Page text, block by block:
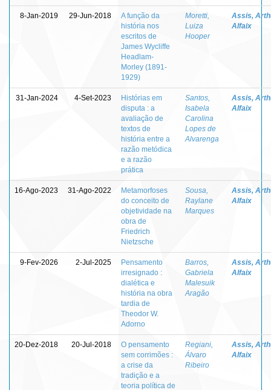
8-Jan-2019 29-Jun-2018
A função da
história nos
escritos de
James Wycliffe
Headlam-
Morley (1891-
1929)
Moretti,
Luiza
Hooper
Assis,
Alfaix
31-Jan-2024 4-Set-2023
Histórias em
disputa : a
avaliação de
textos de
história entre a
razão metódica
e a razão
prática
Santos,
Isabela
Carolina
Lopes de
Alvarenga
Assis,
Alfaix
16-Ago-2023 31-Ago-2022
Metamorfoses
do conceito de
objetividade na
obra de
Friedrich
Nietzsche
Sousa,
Raylane
Marques
Assis,
Alfaix
9-Fev-2026 2-Jul-2025
Pensamento
irresignado :
dialética e
história na obra
tardia de
Theodor W.
Adorno
Barros,
Gabriela
Malesuik
Aragão
Assis,
Alfaix
20-Dez-2018 20-Jul-2018
O pensamento
sem corrimões :
a crise da
tradição e a
teoria política de
Regiani,
Álvaro
Ribeiro
Assis,
Alfaix